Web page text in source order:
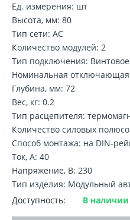
Ед. измерения: шт
Высота, мм: 80
Тип сети: AC
Количество модулей: 2
Тип подключения:
Номинальная отключающая
Глубина, мм: 72
Вес, кг: 0.2
Тип расцепителя:
Количество силовых
Способ монтажа: на DIN-
Ток, А: 40
Напряжение, В: 230
Тип изделия: Модульный
Доступность:
В наличии